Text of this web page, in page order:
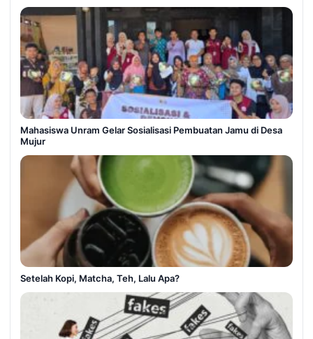
Mahasiswa Unram Gelar Sosialisasi Pembuatan Jamu di Desa
Mujur
Setelah Kopi, Matcha, Teh, Lalu Apa?